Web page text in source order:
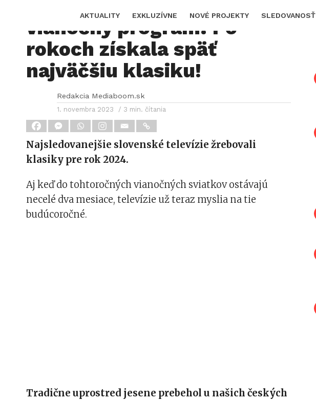
AKTUALITY EXKLUZÍVNE NOVÉ PROJEKTY SLEDOVANOSŤ
Markíza zachraňuje
vianočný program: Po
rokoch získala späť
najväčšiu klasiku!
Redakcia Mediaboom.sk
1. novembra 2023 / 3 min. čítania
Najsledovanejšie slovenské televízie žrebovali
klasiky pre rok 2024.
Aj keď do tohtoročných vianočných sviatkov ostávajú
necelé dva mesiace, televízie už teraz myslia na tie
budúcoročné.
Tradične uprostred jesene prebehol u našich českých